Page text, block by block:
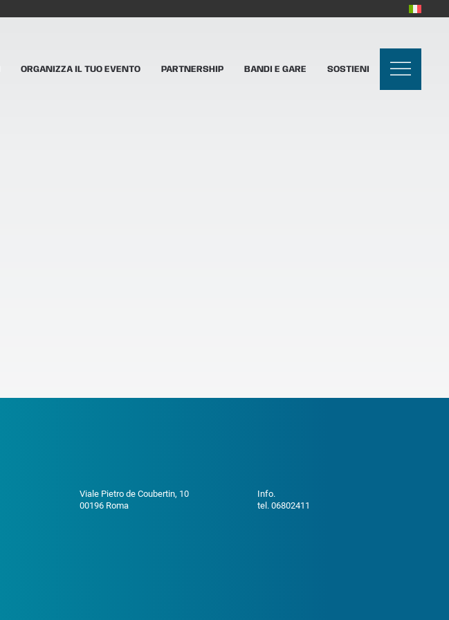
ORGANIZZA IL TUO EVENTO PARTNERSHIP BANDI E GARE SOSTIENI
Viale Pietro de Coubertin, 10
00196 Roma
Info.
tel. 06802411